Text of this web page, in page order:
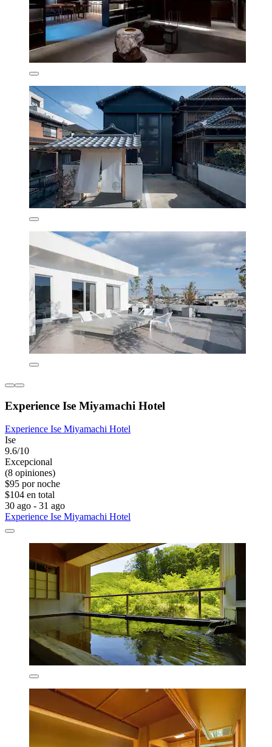
Experience Ise Miyamachi Hotel
Experience Ise Miyamachi Hotel
Ise
9.6/10
Excepcional
(8 opiniones)
$95 por noche
$104 en total
30 ago - 31 ago
Experience Ise Miyamachi Hotel